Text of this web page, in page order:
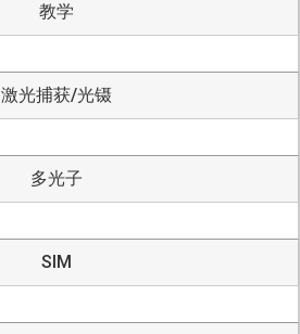
教学
激光捕获/光镊
多光子
SIM